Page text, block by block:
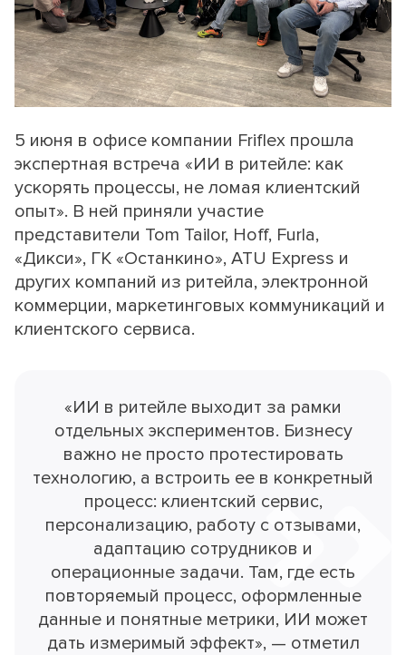
5 июня в офисе компании Friflex прошла
экспертная встреча «ИИ в ритейле: как
ускорять процессы, не ломая клиентский
опыт». В ней приняли участие
представители Tom Tailor, Hoff, Furla,
«Дикси», ГК «Останкино», ATU Express и
других компаний из ритейла, электронной
коммерции, маркетинговых коммуникаций и
клиентского сервиса.
«ИИ в ритейле выходит за рамки
отдельных экспериментов. Бизнесу
важно не просто протестировать
технологию, а встроить ее в конкретный
процесс: клиентский сервис,
персонализацию, работу с отзывами,
адаптацию сотрудников и
операционные задачи. Там, где есть
повторяемый процесс, оформленные
данные и понятные метрики, ИИ может
дать измеримый эффект», — отметил